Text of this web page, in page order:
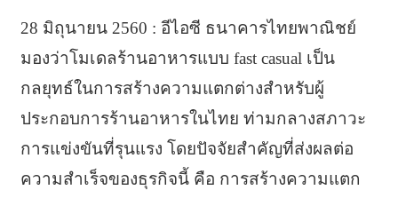
28 มิถุนายน 2560 : อีไอซี ธนาคารไทยพาณิชย์
มองว่าโมเดลร้านอาหารแบบ fast casual เป็น
กลยุทธ์ในการสร้างความแตกต่างสำหรับผู้
ประกอบการร้านอาหารในไทย ท่ามกลางสภาวะ
การแข่งขันที่รุนแรง โดยปัจจัยสำคัญที่ส่งผลต่อ
ความสำเร็จของธุรกิจนี้ คือ การสร้างความแตก